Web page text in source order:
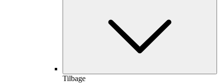
Tilbage